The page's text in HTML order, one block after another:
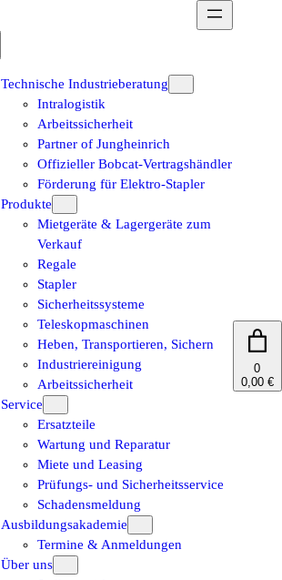
Technische Industrieberatung
Intralogistik
Arbeitssicherheit
Partner of Jungheinrich
Offizieller Bobcat-Vertragshändler
Förderung für Elektro-Stapler
Produkte
Mietgeräte & Lagergeräte zum
Verkauf
Regale
Stapler
Sicherheitssysteme
Teleskopmaschinen
Heben, Transportieren, Sichern
Industriereinigung
Arbeitssicherheit
Service
Ersatzteile
Wartung und Reparatur
Miete und Leasing
Prüfungs- und Sicherheitsservice
Schadensmeldung
Ausbildungsakademie
Termine & Anmeldungen
Über uns
0
0,00 €